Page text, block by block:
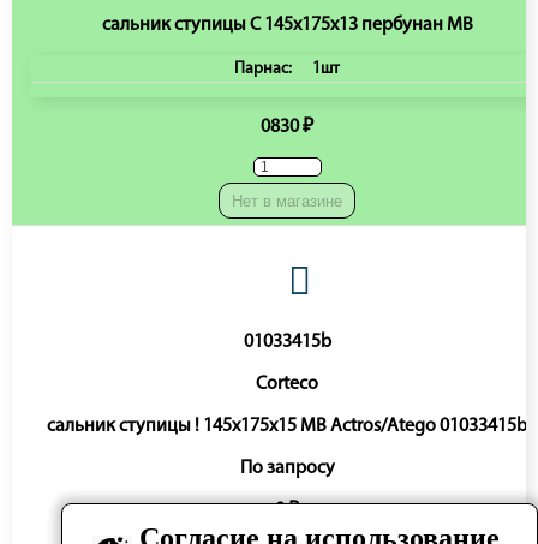
сальник ступицы C 145x175x13 пербунан MB
Парнас: 1шт
0830 ₽
Нет в магазине
01033415b
Corteco
cальник ступицы ! 145x175x15 MB Actros/Atego 01033415b
По запросу
0 ₽